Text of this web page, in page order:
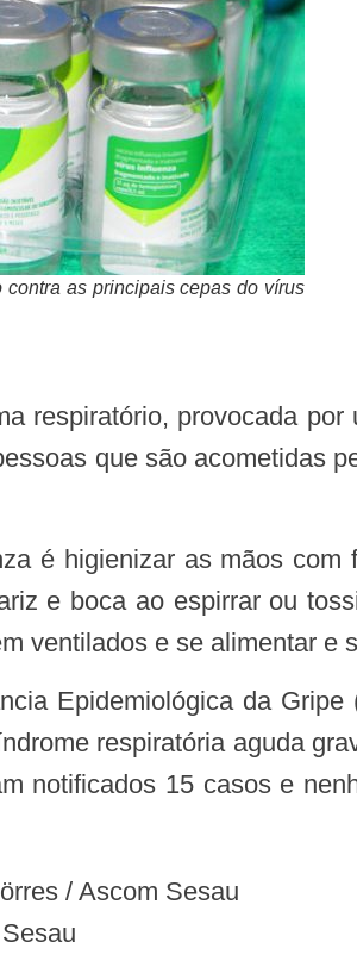
as principais cepas do vírus
respiratório, provocada
que são acometidas
e boca ao espirrar ou
ventilados e se alimentar e
respiratória aguda
notificados 15 casos e
/ Ascom Sesau